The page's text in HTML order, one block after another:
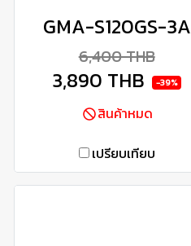
GMA-S120GS-3A
6,400 THB
3,890 THB -39%
สินค้าหมด
เปรียบเทียบ